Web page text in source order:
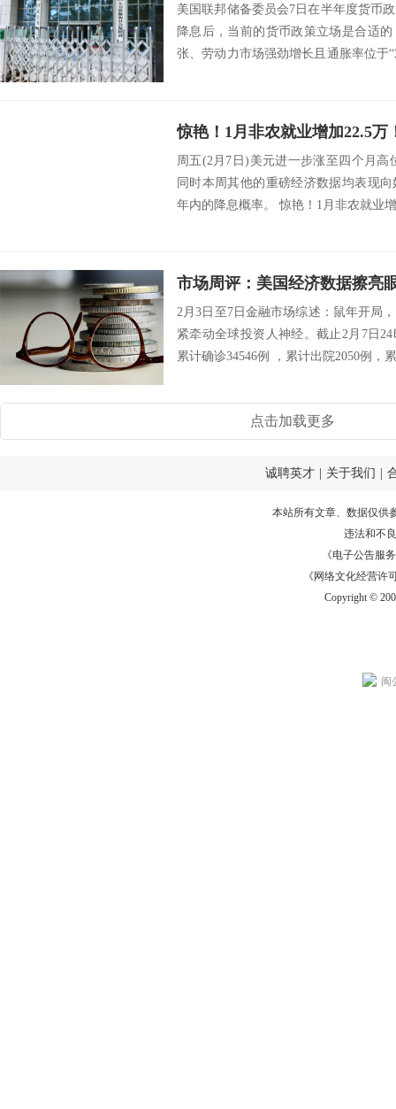
美国联邦储备委员会7日在半年度货币
降息后，当前的货币政策立场是合适
张、劳动力市场强劲增长且通胀率位于
周五(2月7日)美元进一步涨至四个月高
同时本周其他的重磅经济数据均表现
年内的降息概率。 惊艳！1月非农就业
2月3日至7日金融市场综述：鼠年开局
紧牵动全球投资人神经。截止2月7日
累计确诊34546例 ，累计出院2050例，
点击加载更多
诚聘英才 关于我们
本站所有文章、数据仅供
违法和不
《电子公告服务
《网络文化经营许
Copyright ©
闽